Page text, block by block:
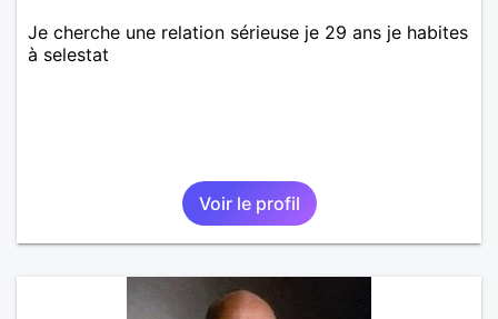
Je cherche une relation sérieuse je 29 ans je habites
à selestat
Voir le profil